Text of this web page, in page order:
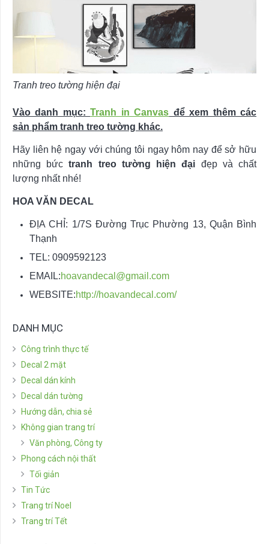
Tranh treo tường hiện đại
Vào danh mục:Tranh in Canvas để xem thêm các
sản phẩm tranh treo tường khác.
Hãy liên hệ ngay với chúng tôi ngay hôm nay để sở hữu
những bứctranh treo tường hiện đại đẹp và chất
lượng nhất nhé!
HOA VĂN DECAL
ĐỊA CHỈ: 1/7S Đường Trục Phường 13, Quận Bình
Thạnh
TEL: 0909592123
EMAIL:hoavandecal@gmail.com
WEBSITE:http://hoavandecal.com/
DANH MỤC
Công trình thực tế
Decal 2 mặt
Decal dán kính
Decal dán tường
Hướng dẫn, chia sẻ
Không gian trang trí
Văn phòng, Công ty
Phong cách nội thất
Tối giản
Tin Tức
Trang trí Noel
Trang trí Tết